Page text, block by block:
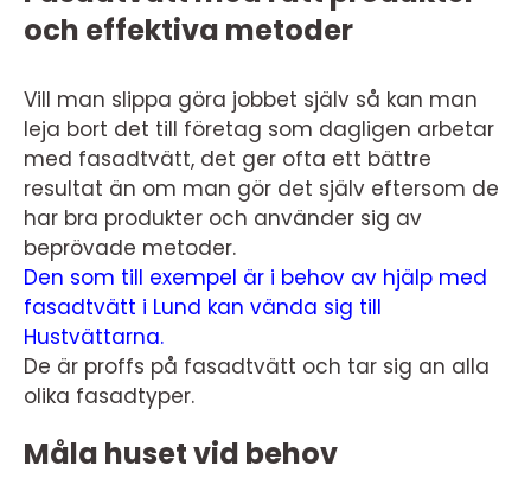
och effektiva metoder
Vill man slippa göra jobbet själv så kan man
leja bort det till företag som dagligen arbetar
med fasadtvätt, det ger ofta ett bättre
resultat än om man gör det själv eftersom de
har bra produkter och använder sig av
beprövade metoder.
Den som till exempel är i behov av hjälp med
fasadtvätt i Lund kan vända sig till
Hustvättarna.
De är proffs på fasadtvätt och tar sig an alla
olika fasadtyper.
Måla huset vid behov